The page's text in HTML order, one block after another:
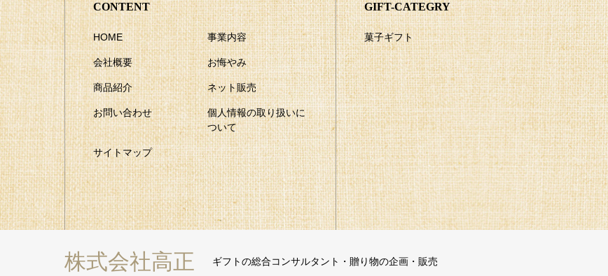
CONTENT
HOME 事業内容
会社概要 お悔やみ
商品紹介 ネット販売
お問い合わせ
個人情報の取り扱いに
ついて
サイトマップ
GIFT-CATEGRY
菓子ギフト
株式会社高正 ギフトの総合コンサルタント・贈り物の企画・販売